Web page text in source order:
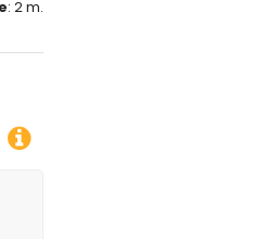
: 2 m.
berechnen, indem Sie